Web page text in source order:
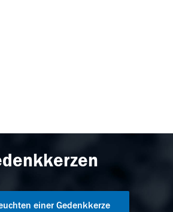
einer Gedenkkerze